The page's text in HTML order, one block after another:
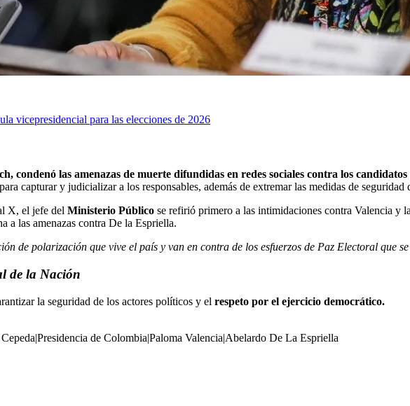
vicepresidencial para las elecciones de 2026
condenó las amenazas de muerte difundidas en redes sociales contra los
capturar y judicializar a los responsables, además de extremar las medidas de seguridad
X, el jefe del Ministerio Público se refirió primero a las intimidaciones contra Valencia y
a las amenazas contra De la Espriella.
de polarización que vive el país y van en contra de los esfuerzos de Paz Electoral que
de la Nación
la seguridad de los actores políticos y el respeto por el ejercicio democrático.
|Presidencia de Colombia|Paloma Valencia|Abelardo De La Espriella